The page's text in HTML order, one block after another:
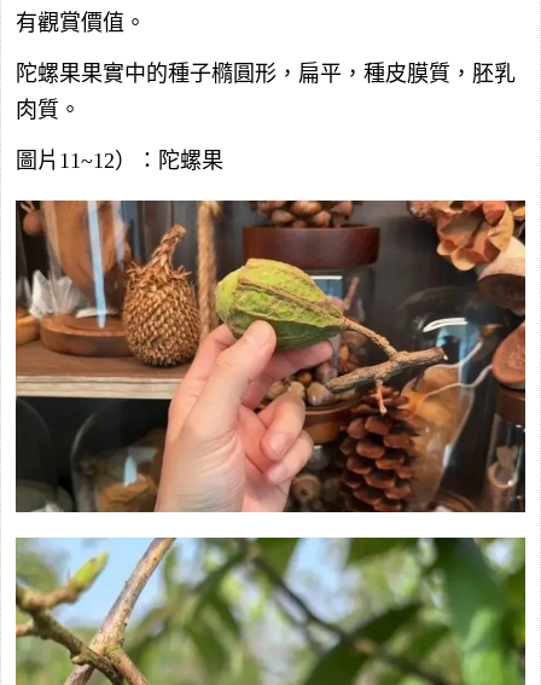
有觀賞價值。
陀螺果果實中的種子橢圓形，扁平，種皮膜質，胚乳
肉質。
圖片11~12）：陀螺果